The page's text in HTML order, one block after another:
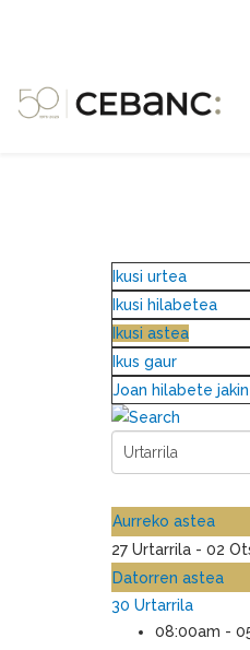
Ikusi urtea
Ikusi hilabetea
Ikusi astea
Ikus gaur
Joan hilabete
Aurreko astea
27 Urtarrila - 02
Datorren astea
30 Urtarrila
08:00am -